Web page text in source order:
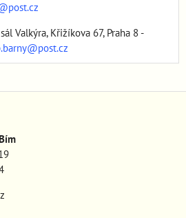
Valkýra, Křižíkova 67, Praha 8 -